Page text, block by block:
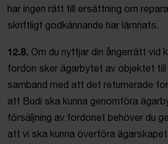
har ingen rätt till ersättning om
skriftligt godkännande har lämnats.
12.8. Om du nyttjar din ångerrätt vid
fordon sker ägarbytet av objektet till
samband med att det returnerade
att Budi ska kunna genomföra
försäljning av fordonet behöver du
att vi ska kunna överföra